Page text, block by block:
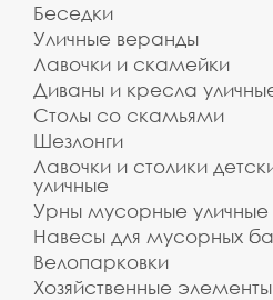
Беседки
Уличные веранды
Лавочки и скамейки
Диваны и кресла
Столы со скамьями
Шезлонги
Лавочки и столики
уличные
Урны мусорные уличные
Навесы для мусорных
Велопарковки
Хозяйственные элементы